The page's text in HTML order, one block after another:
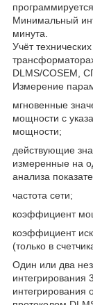
Минимальный
минута.
Учёт
DLMS/COSEM,
Измерение
мгновенные
мощности с
мощности;
действующие
измеренные на
анализа
частота сети;
коэффициент
коэффициент
(только в
Один или два
интегрирования
интегрирования